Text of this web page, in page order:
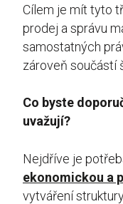
Cílem je mít tyto
prodej a správu
samostatných
zároveň součástí
Co byste
uvažují?
Nejdříve je
ekonomickou a
vytváření